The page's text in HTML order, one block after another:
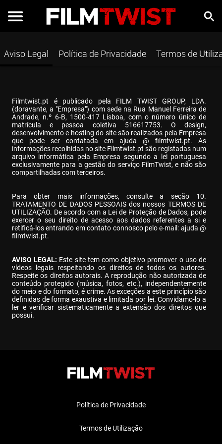
Aviso Legal Política de Privacidade Termos de
Filmtwist.pt é publicado pela FILM TWIST GROUP, LDA.
(doravante, a "Empresa") com sede na Rua Manuel Ferreira de
Andrade, n.º 6-B, 1500-417 Lisboa, com o número único de
matrícula e pessoa coletiva 516617753. O design,
desenvolvimento e hosting do site são realizados pela Empresa
que pode ser contatada em ajuda @ filmtwist.pt. As
informações recolhidas no site Filmtwist.pt são registadas num
arquivo informática pela Empresa segundo a lei portuguesa
exclusivamente para a gestão do serviço FilmTwist, e não são
compartilhadas com terceiros.
Para obter mais informações, consulte a seção 10.
TRATAMENTO DE DADOS PESSOAIS dos nossos TERMOS DE
UTILIZAÇÃO. De acordo com a Lei de Proteção de Dados, pode
exercer o seu direito de acesso aos dados referentes a si e
retificá-los entrando em contato connosco pelo e-mail: ajuda @
filmtwist.pt.
AVISO LEGAL: Este site tem como objetivo promover o uso de
vídeos legais respeitando os direitos de todos os autores.
Respeite os direitos autorais. A reprodução não autorizada de
conteúdo protegido (música, fotos, etc.), independentemente
do meio e do formato, é crime. As exceções a este princípio são
definidas de forma exaustiva e limitada por lei. Convidamo-lo a
ler e verificar sistematicamente a extensão dos direitos que
possui.
Política de Privacidade
Termos de Utilização